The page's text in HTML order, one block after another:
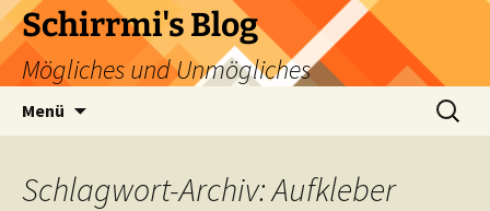
Zum
Inhalt
springen
Schirrmi's Blog
Mögliches und Unmögliches
Menü
Suchen
nach:
Schlagwort-Archiv: Aufkleber